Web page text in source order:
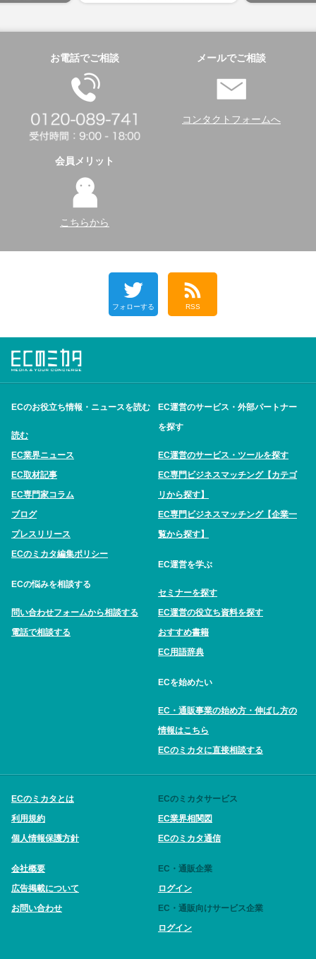
お電話でご相談 メールでご相談
コンタクトフォームへ
会員メリット
こちらから
フォローする RSS
ECのお役立ち情報・ニュースを読む
読む
EC業界ニュース
EC取材記事
EC専門家コラム
ブログ
プレスリリース
ECのミカタ編集ポリシー
ECの悩みを相談する
問い合わせフォームから相談する
電話で相談する
EC運営のサービス・外部パートナー
を探す
EC運営のサービス・ツールを探す
EC専門ビジネスマッチング【カテゴ
リから探す】
EC専門ビジネスマッチング【企業一
覧から探す】
EC運営を学ぶ
セミナーを探す
EC運営の役立ち資料を探す
おすすめ書籍
EC用語辞典
ECを始めたい
EC・通販事業の始め方・伸ばし方の
情報はこちら
ECのミカタに直接相談する
ECのミカタとは
利用規約
個人情報保護方針
会社概要
広告掲載について
お問い合わせ
ECのミカタサービス
EC業界相関図
ECのミカタ通信
EC・通販企業
ログイン
EC・通販向けサービス企業
ログイン